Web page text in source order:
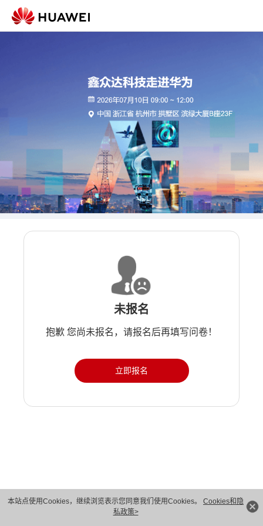
本站点使用Cookies，继续浏览表示您同意我们使用Cookies。 Cookies和隐
私政策>
未报名
抱歉 您尚未报名，请报名后再填写问卷！
立即报名
版权所有 © 华为技术有限公司 1998-2026。 保留一切权利。粤A2-20044005号
隐私保护
法律声明